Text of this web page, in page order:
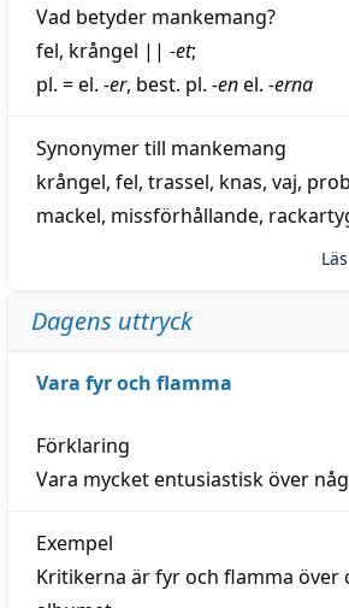
Vad betyder mankemang?
fel, krångel || -et;
pl. = el. -er, best. pl. -enel. -erna
Synonymer till mankemang
krångel, fel, trassel, knas, vaj,
mackel, missförhållande,
Dagens uttryck
Vara fyr och flamma
Förklaring
Vara mycket entusiastisk över
Exempel
Kritikerna är fyr och flamma över